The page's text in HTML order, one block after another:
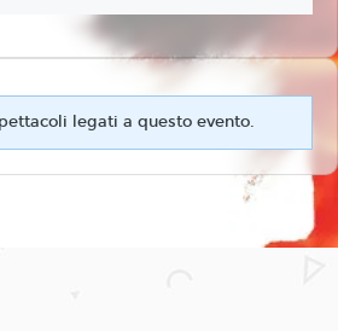
legati a questo evento.